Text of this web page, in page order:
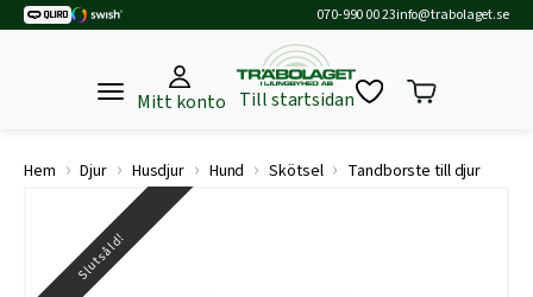
070-990 00 23info@trabolaget.se
Mitt konto Till startsidan
Hem › Djur › Husdjur › Hund › Skötsel › Tandborste till djur
Slutsåld!